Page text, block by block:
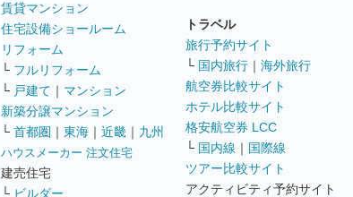
賃貸マンション
住宅設備ショールーム
リフォーム
└ フルリフォーム
└ 戸建て ｜ マンション
新築分譲マンション
└ 首都圏 ｜ 東海 ｜ 近畿 ｜ 九州
ハウスメーカー 注文住宅
建売住宅
└ ビルダー
トラベル
旅行予約サイト
└ 国内旅行 ｜ 海外旅行
航空券比較サイト
ホテル比較サイト
格安航空券 LCC
└ 国内線 ｜ 国際線
ツアー比較サイト
アクティビティ予約サイト